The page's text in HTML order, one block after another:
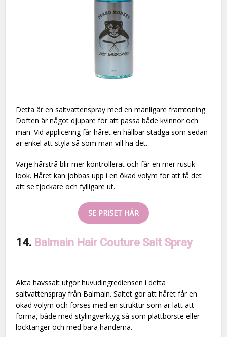
Detta är en saltvattenspray med en manligare framtoning.
Doften är något djupare för att passa både kvinnor och
män. Vid applicering får håret en hållbar stadga som sedan
är enkel att styla så som man vill ha det.
Varje hårstrå blir mer kontrollerat och får en mer rustik
look. Håret kan jobbas upp i en ökad volym för att få det
att se tjockare och fylligare ut.
SE PRISET HÄR
14. Balmain Hair Couture Salt Spray
Äkta havssalt utgör huvudingrediensen i detta
saltvattenspray från Balmain. Saltet gör att håret får en
ökad volym och förses med en struktur som är lätt att
forma, både med stylingverktyg så som plattborste eller
locktänger och med bara händerna.